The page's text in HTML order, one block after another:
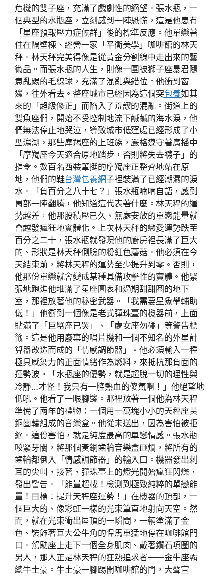
危機的雙子座，充滿了戲劇性的絕望。張水瓶，一
個典型的水瓶座，立刻感到一陣恐慌，這是他患有
「星座預報壓力症候群」後的標準反應。他單戀著
住在隔壁棟、經營一家「平衡美學」咖啡館的林天
秤。林天秤完美得像是從黃金分割線中走出來的藝
術品。而張水瓶的人生，則像一團被獅子座暴君隨
意亂踢的毛線球，充滿了混亂與錯位。他衝到窗
邊，往外看去。整座城市已經因為這個突包養如其
來的「超級修正」而陷入了荒謬的混亂。街道上的
雙魚座們，開始不受控制地流下鹹鹹的海水淚，他
們無法停止地哭泣，導致城市低窪處已經形成了小
型潟湖。那些摩羯座的上班族，嚴格遵守著廣播中
「摩羯座今天適合原地踏步，否則將失去襪子」的
指令。數百名西裝筆挺的摩羯座正整齊地站在原
地，他們的鞋台灣包養網子裡裝滿了已經潮濕的淚
水。「負百分之八十七？」張水瓶喃喃自語，感到
胃部一陣翻騰，他知道這代表著什麼。林天秤的運
勢越差，他那股積壓已久、無處安放的單戀能量就
會越發瘋狂地實體化。上次林天秤的戀愛運勢跌至
百分之二十，張水瓶就發現他的廚房裡長滿了巨大
的、形狀是林天秤側臉的粉紅色蘑菇。他必須在今
天結束前，將林天秤的運勢至少提升到零。否則，
他那份單戀就會變成某種具備攻擊性的實體。他緊
張地跑進他堆滿了星座圖表和過期甜甜圈的地下
室，那裡放著他的秘密武器。「我需要星象學輔助
儀！」他衝到一個像是老式彈珠臺的機器前，上面
貼滿了「巨蟹座已哭」、「處女座勿碰」等警告標
籤。這是他用廢棄的唱片機和一個不知名的外星計
算器改造而成的「情感調節器」。他必須輸入一種
極具感染力的正面情緒作為燃料，來抵抗那負面的
運勢波。「水瓶座的優勢，就是超脫一切的理性與
冷靜…才怪！我只有一腔熱血的傻氣啊！」他絕望地
低吼。他看了一眼腳邊。那裡放著一個他為林天秤
準備了兩年的禮物：一個用一萬塊小小的天秤座黃
銅齒輪組成的音樂盒。他從未送出，因為害怕被拒
絕。這份害怕，就是純度最高的單戀情感。張水瓶
咬緊牙關，將那個黃銅齒輪音樂盒砸爛，將所有的
齒輪都倒入「情感調節器」的輸入口。機器發出刺
耳的尖叫，接著，彈珠臺上的燈光開始瘋狂閃爍，
發出警告。「能量超載！檢測到極致純粹的單戀能
量！目標：提升天秤座運勢！」在機器的頂部，一
個巨大的、像彩虹一樣的光束筆直地射向天空。然
而，就在光束衝出屋頂的一瞬間，一輛塗滿了金
色、裝飾著巨大公牛角的悍馬車猛地停在咖啡館門
口。駕駛座上走下一個全身肌肉、戴著鑽石項圈的
男人，那人正是林天秤的狂熱追求者——金牛座霸
總牛土豪。牛土豪一腳踢開咖啡館的門，大聲宣